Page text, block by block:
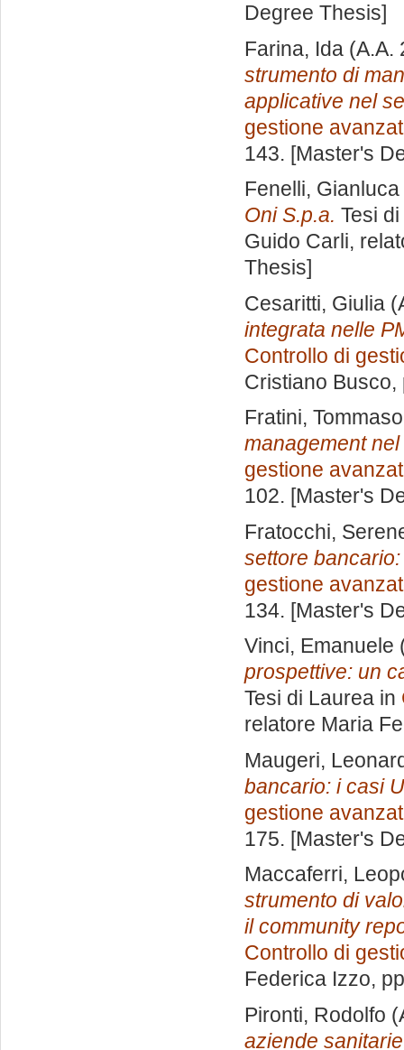
Degree Thesis]
Farina, Ida (A.A.
strumento di
applicative nel
gestione
143. [Master's
Fenelli, Gianluca
Oni S.p.a. Tesi
Guido Carli,
Thesis]
Cesaritti, Giulia
integrata nelle
Controllo di
Cristiano Busco,
Fratini, Tommaso
management
gestione
102. [Master's
Fratocchi,
settore
gestione
134. [Master's
Vinci, Emanuele
prospettive: un
Tesi di Laurea in
relatore Maria
Maugeri,
bancario: i casi
gestione
175. [Master's
Maccaferri,
strumento di
il community
Controllo di
Federica Izzo,
Pironti, Rodolfo
aziende